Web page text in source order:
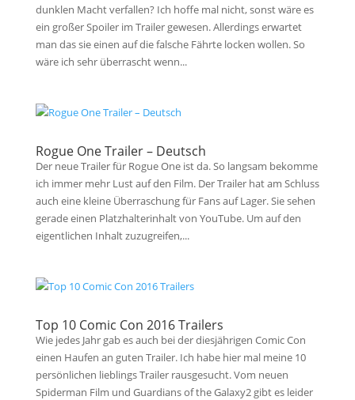
dunklen Macht verfallen? Ich hoffe mal nicht, sonst wäre es
ein großer Spoiler im Trailer gewesen. Allerdings erwartet
man das sie einen auf die falsche Fährte locken wollen. So
wäre ich sehr überrascht wenn...
Rogue One Trailer – Deutsch
Der neue Trailer für Rogue One ist da. So langsam bekomme
ich immer mehr Lust auf den Film. Der Trailer hat am Schluss
auch eine kleine Überraschung für Fans auf Lager. Sie sehen
gerade einen Platzhalterinhalt von YouTube. Um auf den
eigentlichen Inhalt zuzugreifen,...
Top 10 Comic Con 2016 Trailers
Wie jedes Jahr gab es auch bei der diesjährigen Comic Con
einen Haufen an guten Trailer. Ich habe hier mal meine 10
persönlichen lieblings Trailer rausgesucht. Vom neuen
Spiderman Film und Guardians of the Galaxy2 gibt es leider